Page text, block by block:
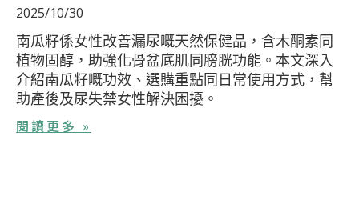
2025/10/30
南瓜籽係女性改善漏尿嘅天然保健品，含木酮素同
植物固醇，助強化骨盆底肌同膀胱功能。本文深入
介紹南瓜籽嘅功效、選購重點同日常使用方式，幫
助產後及尿失禁女性解決困擾。
閱讀更多 »